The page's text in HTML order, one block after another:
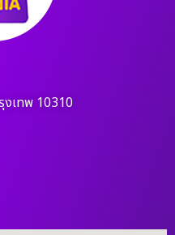
งเทพ 10310